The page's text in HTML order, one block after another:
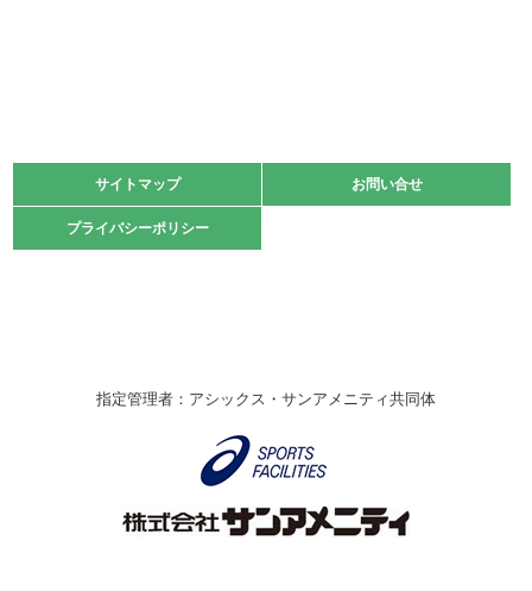
緑ケ丘体育館
2021.10.23
卓球選手権大会ラージボールの部開催☆
伊丹市総合体育大会 バレーボール大会が開催されました
なわとびイベントを開催しました！
サイトマップ お問い合せ
プライバシーポリシー
サイトマップ お問い合せ
プライバシーポリシー
指定管理者：アシックス・サンアメニティ共同体